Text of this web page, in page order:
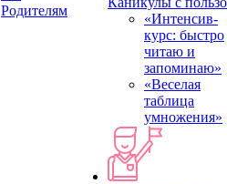
Родителям
«Интенсив-
курс: быстро
читаю и
запоминаю»
«Веселая
таблица
умножения»